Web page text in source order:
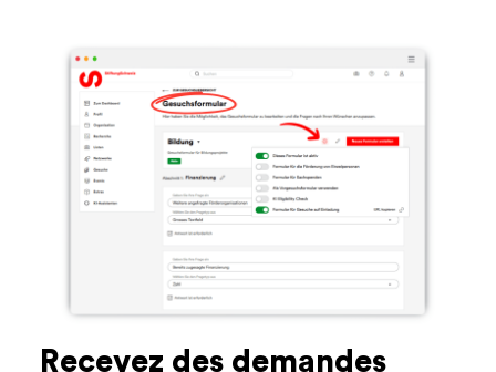
Recevez des demandes